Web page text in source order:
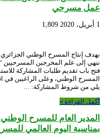
عمل مسرحي
1 أبريل، 2020 1,809
بهدف إنتاج المسرح الوطني الجزائري
ننهي إلى علم المخرجين
فتح باب تقديم طلبات المشاركة
المسرح الوطني، وعلى الراغبين في
يلي من شروط المشاركة: …
أكمل القراءة »
المدير العام للمسرح
بمناسبة اليوم العالمي